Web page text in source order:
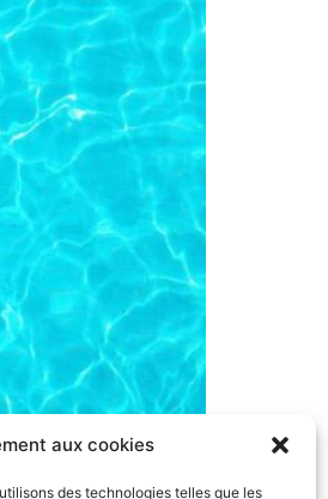
aux cookies
des technologies telles que les
un entretien
un rôle crucial